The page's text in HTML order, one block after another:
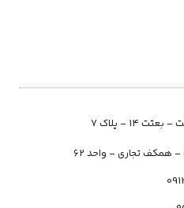
۱۴ - پلاک ۷
تجاری - واحد 62